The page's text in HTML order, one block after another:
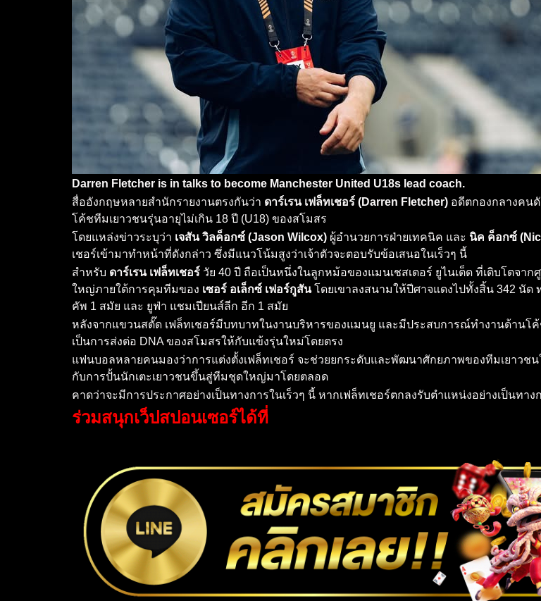
Darren Fletcher is in talks to become Manchester United U18s lead coach.
สื่ออังกฤษหลายสำนักรายงานตรงกันว่า ดาร์เรน เฟล็ทเชอร์ (Darren Fletcher) อดีตกองกลางคน
โค้ชทีมเยาวชนรุ่นอายุไม่เกิน 18 ปี (U18) ของสโมสร
โดยแหล่งข่าวระบุว่า เจสัน วิลค็อกซ์ (Jason Wilcox) ผู้อำนวยการฝ่ายเทคนิค และ นิค ค็อกซ์
เชอร์เข้ามาทำหน้าที่ดังกล่าว ซึ่งมีแนวโน้มสูงว่าเจ้าตัวจะตอบรับข้อเสนอในเร็วๆ นี้
สำหรับ ดาร์เรน เฟล็ทเชอร์ วัย 40 ปี ถือเป็นหนึ่งในลูกหม้อของแมนเชสเตอร์ ยูไนเต็ด ที่เติบโตจ
ใหญ่ภายใต้การคุมทีมของ เซอร์ อเล็กซ์ เฟอร์กูสันโดยเขาลงสนามให้ปีศาจแดงไปทั้งสิ้น 342 นัด
คัพ 1 สมัย และ ยูฟ่า แชมเปียนส์ลีก อีก 1 สมัย
หลังจากแขวนสตั๊ด เฟล็ทเชอร์มีบทบาทในงานบริหารของแมนยู และมีประสบการณ์ทำงานด้านโ
เป็นการส่งต่อ DNA ของสโมสรให้กับแข้งรุ่นใหม่โดยตรง
แฟนบอลหลายคนมองว่าการแต่งตั้งเฟล็ทเชอร์ จะช่วยยกระดับและพัฒนาศักยภาพของทีมเยาว
กับการปั้นนักเตะเยาวชนขึ้นสู่ทีมชุดใหญ่มาโดยตลอด
คาดว่าจะมีการประกาศอย่างเป็นทางการในเร็วๆ นี้ หากเฟล็ทเชอร์ตกลงรับตำแหน่งอย่างเป็นทาง
ร่วมสนุกเว็ปสปอนเซอร์ได้ที่